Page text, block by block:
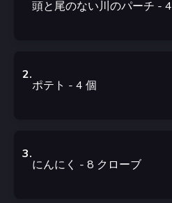
頭と尾のない川のパーチ - 4
2.
ポテト - 4 個
3.
にんにく - 8 クローブ